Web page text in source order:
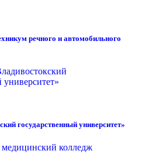
речного и автомобильного
государственный университет»